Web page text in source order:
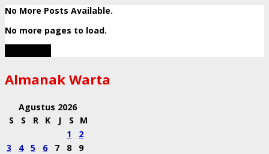
No More Posts Available.
No more pages to load.
Almanak Warta
Agustus 2026
S
S R K J S
M
1
2
3
4 5 6 7 8
9